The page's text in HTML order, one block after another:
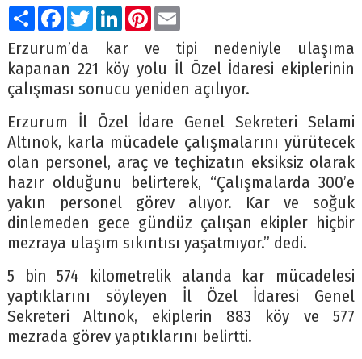
PaylaşFacebook
TwitterLinkedIn
Pinterest
Email
Erzurum’da kar ve tipi nedeniyle ulaşıma
kapanan 221 köy yolu İl Özel İdaresi ekiplerinin
çalışması sonucu yeniden açılıyor.
Erzurum İl Özel İdare Genel Sekreteri Selami
Altınok, karla mücadele çalışmalarını yürütecek
olan personel, araç ve teçhizatın eksiksiz olarak
hazır olduğunu belirterek, “Çalışmalarda 300’e
yakın personel görev alıyor. Kar ve soğuk
dinlemeden gece gündüz çalışan ekipler hiçbir
mezraya ulaşım sıkıntısı yaşatmıyor.” dedi.
5 bin 574 kilometrelik alanda kar mücadelesi
yaptıklarını söyleyen İl Özel İdaresi Genel
Sekreteri Altınok, ekiplerin 883 köy ve 577
mezrada görev yaptıklarını belirtti.